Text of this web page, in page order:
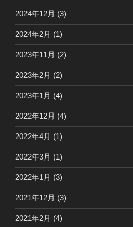
2024年12月 (3)
2024年2月 (1)
2023年11月 (2)
2023年2月 (2)
2023年1月 (4)
2022年12月 (4)
2022年4月 (1)
2022年3月 (1)
2022年1月 (3)
2021年12月 (3)
2021年2月 (4)